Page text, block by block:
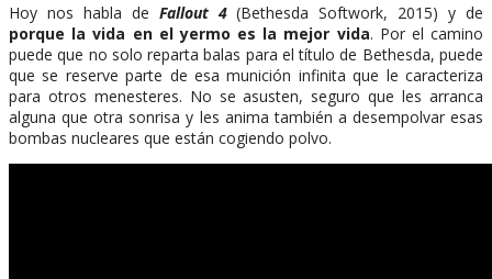
Hoy nos habla de Fallout 4(Bethesda Softwork, 2015) y de
porque la vida en el yermo es la mejor vida. Por el camino
puede que no solo reparta balas para el título de Bethesda, puede
que se reserve parte de esa munición infinita que le caracteriza
para otros menesteres. No se asusten, seguro que les arranca
alguna que otra sonrisa y les anima también a desempolvar esas
bombas nucleares que están cogiendo polvo.